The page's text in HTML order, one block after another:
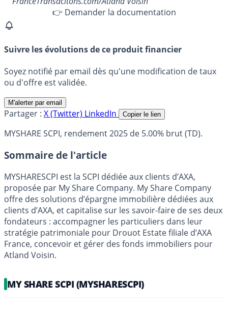
👉 Demander la documentation
Suivre les évolutions de ce produit financier
Soyez notifié par email dès qu'une modification de taux
ou d'offre est validée.
M'alerter par email
Partager : X (Twitter) LinkedIn Copier le lien
MYSHARE SCPI, rendement 2025 de 5.00% brut (TD).
Sommaire de l'article
MYSHARESCPI est la SCPI dédiée aux clients d’AXA,
proposée par My Share Company. My Share Company
offre des solutions d’épargne immobilière dédiées aux
clients d’AXA, et capitalise sur les savoir-faire de ses deux
fondateurs : accompagner les particuliers dans leur
stratégie patrimoniale pour Drouot Estate filiale d’AXA
France, concevoir et gérer des fonds immobiliers pour
Atland Voisin.
MY SHARE SCPI (MYSHARESCPI)